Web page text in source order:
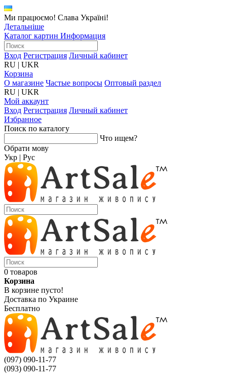
Ми працюємо! Слава Україні!
Детальніше
Каталог картин Информация
Вход Регистрация Личный кабинет
RU | UKR
Корзина
О магазине Частые вопросы Оптовый раздел
RU | UKR
Мой аккаунт
Вход Регистрация Личный кабинет
Избранное
Поиск по каталогу
Что ищем?
Обрати мову
Укр | Рус
0 товаров
Корзина
В корзине пусто!
Доставка по Украине
Бесплатно
(097) 090-11-77
(093) 090-11-77